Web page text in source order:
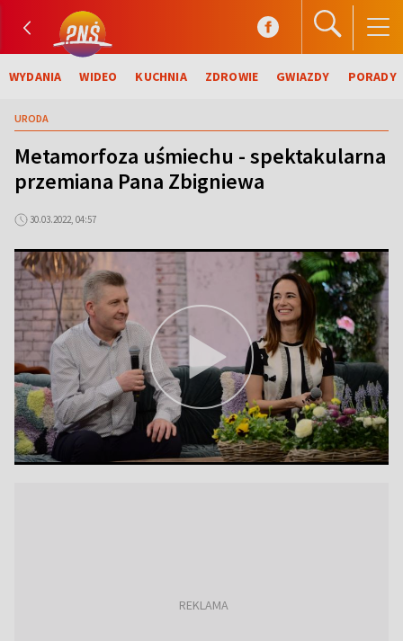
WYDANIA WIDEO KUCHNIA ZDROWIE GWIAZDY PORADY
URODA
Metamorfoza uśmiechu - spektakularna
przemiana Pana Zbigniewa
30.03.2022, 04:57